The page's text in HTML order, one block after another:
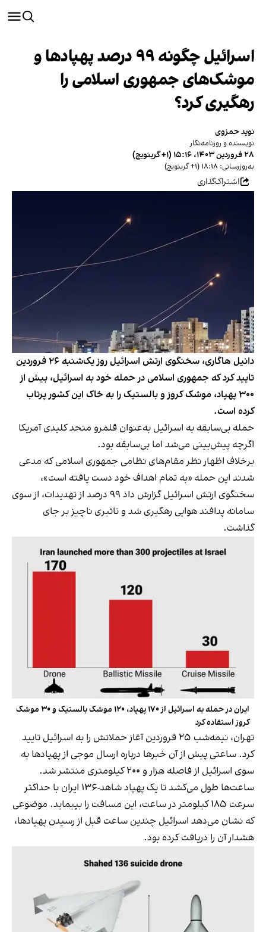
اسرائیل چگونه ۹۹ درصد پهپادها و
موشک‌های جمهوری اسلامی را
رهگیری کرد؟
نوید حمزوی
نویسنده و روزنامه‌نگار
۲۸ فروردین ۱۴۰۳، ۱۵:۱۶ (‎+۱ گرینویچ)
به‌روزرسانی: ۱۸:۱۸ (‎+۱ گرینویچ)
اشتراک‌گذاری
دانیل هاگاری، سخنگوی ارتش اسرائیل روز یک‌شنبه ۲۶ فروردین
تایید کرد که جمهوری اسلامی در حمله خود به اسرائیل، بیش از
۳۰۰ پهپاد، موشک کروز و بالستیک را به خاک این کشور پرتاب
کرده است.
حمله بی‌سابقه به اسرائیل به‌عنوان قلمرو متحد کلیدی آمریکا
اگرچه پیش‌بینی می‌شد اما بی‌سابقه بود.
برخلاف اظهار نظر مقام‌های نظامی جمهوری اسلامی که مدعی
شدند این حمله «به تمام اهداف خود دست یافته است»،
سخنگوی ارتش اسرائیل گزارش داد ۹۹ درصد از تهدیدات، از سوی
سامانه پدافند هوایی رهگیری شد و تاثیری ناچیز بر جای
گذاشت.
ایران در حمله به اسرائیل از ۱۷۰ پهپاد، ۱۲۰ موشک بالستیک و ۳۰ موشک
کروز استفاده کرد
تهران، نیمه‌شب ۲۵ فروردین آغاز
حملاتش را به اسرائیل تایید
کرد. ساعتی پیش از آن خبرها درباره ارسال موجی از پهپادها به
سوی اسرائیل از فاصله هزار و ۲۰۰ کیلومتری منتشر شد.
ساعت‌ها طول می‌کشد تا یک پهپاد شاهد-۱۳۶ ایران با حداکثر
سرعت ۱۸۵ کیلومتر در ساعت، این مسافت را بپیماید. موضوعی
که نشان می‌دهد اسرائیل چندین ساعت قبل از رسیدن پهپادها،
هشدار آن را دریافت کرده بود.